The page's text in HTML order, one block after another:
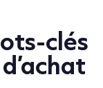
clés